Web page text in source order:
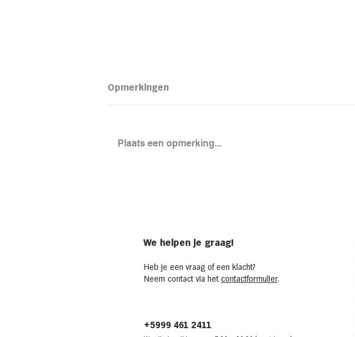
Opmerkingen
Plaats een opmerking...
We helpen je graag!
Heb je een vraag of een klacht?
Neem contact via het contactformulier.
+5999 461 2411